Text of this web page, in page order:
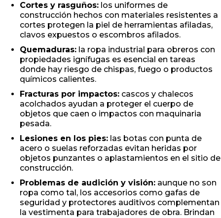
Cortes y rasguños: los uniformes de
construcción hechos con materiales resistentes a
cortes protegen la piel de herramientas afiladas,
clavos expuestos o escombros afilados.
Quemaduras: la ropa industrial para obreros con
propiedades ignífugas es esencial en tareas
donde hay riesgo de chispas, fuego o productos
químicos calientes.
Fracturas por impactos: cascos y chalecos
acolchados ayudan a proteger el cuerpo de
objetos que caen o impactos con maquinaria
pesada.
Lesiones en los pies: las botas con punta de
acero o suelas reforzadas evitan heridas por
objetos punzantes o aplastamientos en el sitio de
construcción.
Problemas de audición y visión: aunque no son
ropa como tal, los accesorios como gafas de
seguridad y protectores auditivos complementan
la vestimenta para trabajadores de obra. Brindan